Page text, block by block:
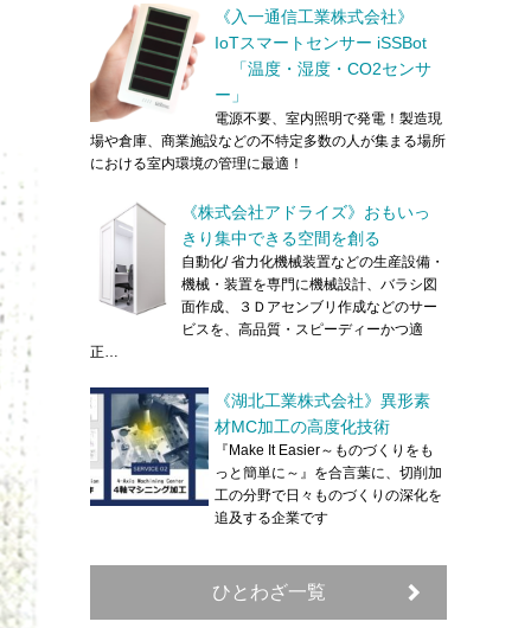
《入一通信工業株式会社》
IoTスマートセンサー iSSBot
「温度・湿度・CO2センサ
ー」
電源不要、室内照明で発電！製造現
場や倉庫、商業施設などの不特定多数の人が集まる場所
における室内環境の管理に最適！
《株式会社アドライズ》おもいっ
きり集中できる空間を創る
自動化/ 省力化機械装置などの生産設備・
機械・装置を専門に機械設計、バラシ図
面作成、３Ｄアセンブリ作成などのサー
ビスを、高品質・スピーディーかつ適
正…
《湖北工業株式会社》異形素
材MC加工の高度化技術
『Make It Easier～ものづくりをも
っと簡単に～』を合言葉に、切削加
工の分野で日々ものづくりの深化を
追及する企業です
ひとわざ一覧